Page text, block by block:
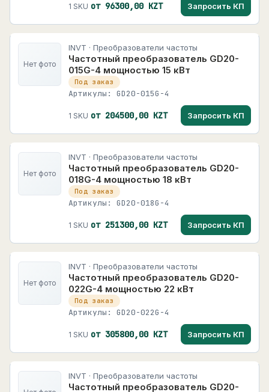
1 SKU от 96300,00 KZT Запросить КП
Нет фото
INVT · Преобразователи частоты
Частотный преобразователь GD20-
015G-4 мощностью 15 кВт
Под заказ
Артикулы: GD20-015G-4
1 SKU от 204500,00 KZT Запросить КП
Нет фото
INVT · Преобразователи частоты
Частотный преобразователь GD20-
018G-4 мощностью 18 кВт
Под заказ
Артикулы: GD20-018G-4
1 SKU от 251300,00 KZT Запросить КП
Нет фото
INVT · Преобразователи частоты
Частотный преобразователь GD20-
022G-4 мощностью 22 кВт
Под заказ
Артикулы: GD20-022G-4
1 SKU от 305800,00 KZT Запросить КП
INVT · Преобразователи частоты
Частотный преобразователь GD20-